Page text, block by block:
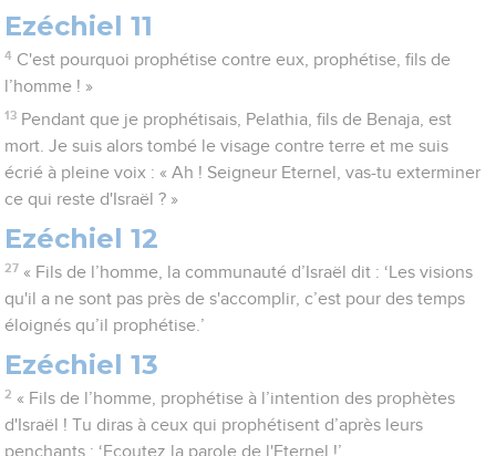
Ezéchiel 11
4 C'est pourquoi prophétise contre eux, prophétise, fils de
l’homme ! »
13 Pendant que je prophétisais, Pelathia, fils de Benaja, est
mort. Je suis alors tombé le visage contre terre et me suis
écrié à pleine voix : « Ah ! Seigneur Eternel, vas-tu exterminer
ce qui reste d'Israël ? »
Ezéchiel 12
27 « Fils de l’homme, la communauté d’Israël dit : ‘Les visions
qu'il a ne sont pas près de s'accomplir, c’est pour des temps
éloignés qu’il prophétise.’
Ezéchiel 13
2 « Fils de l’homme, prophétise à l’intention des prophètes
d'Israël ! Tu diras à ceux qui prophétisent d’après leurs
penchants : ‘Ecoutez la parole de l'Eternel !’